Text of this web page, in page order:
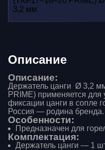
Описание
Описание:
Держатель цанги Ø 3,2
PRIME) применяется для
фиксации цанги в сопле
Россия — родина бренда.
Особенности:
Предназначен для
Комплектация:
Держатель цанги — 1